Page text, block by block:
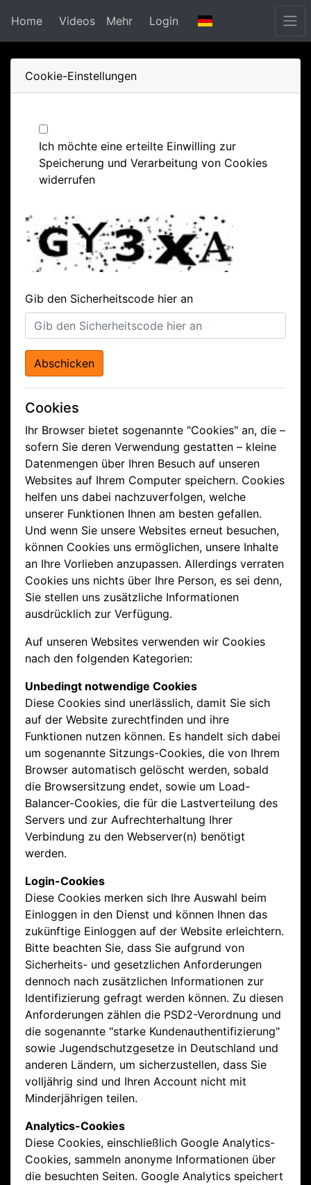
Home Videos Mehr Login
Cookie-Einstellungen
Ich möchte eine erteilte Einwilling zur
Speicherung und Verarbeitung von Cookies
widerrufen
Gib den Sicherheitscode hier an
Abschicken
Cookies
Ihr Browser bietet sogenannte "Cookies" an, die –
sofern Sie deren Verwendung gestatten – kleine
Datenmengen über Ihren Besuch auf unseren
Websites auf Ihrem Computer speichern. Cookies
helfen uns dabei nachzuverfolgen, welche
unserer Funktionen Ihnen am besten gefallen.
Und wenn Sie unsere Websites erneut besuchen,
können Cookies uns ermöglichen, unsere Inhalte
an Ihre Vorlieben anzupassen. Allerdings verraten
Cookies uns nichts über Ihre Person, es sei denn,
Sie stellen uns zusätzliche Informationen
ausdrücklich zur Verfügung.
Auf unseren Websites verwenden wir Cookies
nach den folgenden Kategorien:
Unbedingt notwendige Cookies
Diese Cookies sind unerlässlich, damit Sie sich
auf der Website zurechtfinden und ihre
Funktionen nutzen können. Es handelt sich dabei
um sogenannte Sitzungs-Cookies, die von Ihrem
Browser automatisch gelöscht werden, sobald
die Browsersitzung endet, sowie um Load-
Balancer-Cookies, die für die Lastverteilung des
Servers und zur Aufrechterhaltung Ihrer
Verbindung zu den Webserver(n) benötigt
werden.
Login-Cookies
Diese Cookies merken sich Ihre Auswahl beim
Einloggen in den Dienst und können Ihnen das
zukünftige Einloggen auf der Website erleichtern.
Bitte beachten Sie, dass Sie aufgrund von
Sicherheits- und gesetzlichen Anforderungen
dennoch nach zusätzlichen Informationen zur
Identifizierung gefragt werden können. Zu diesen
Anforderungen zählen die PSD2-Verordnung und
die sogenannte "starke Kundenauthentifizierung"
sowie Jugendschutzgesetze in Deutschland und
anderen Ländern, um sicherzustellen, dass Sie
volljährig sind und Ihren Account nicht mit
Minderjährigen teilen.
Analytics-Cookies
Diese Cookies, einschließlich Google Analytics-
Cookies, sammeln anonyme Informationen über
die besuchten Seiten. Google Analytics speichert